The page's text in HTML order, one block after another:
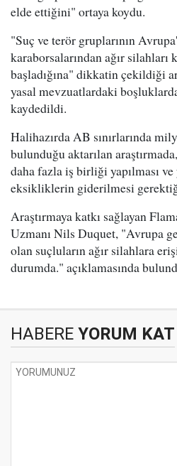
elde ettiğini" ortaya koydu.
"Suç ve terör gruplarının
karaborsalarından ağır silahları
başladığına" dikkatin çekildiği
yasal mevzuatlardaki
kaydedildi.
Halihazırda AB sınırlarında
bulunduğu aktarılan
daha fazla iş birliği yapılması
eksikliklerin giderilmesi
Araştırmaya katkı sağlayan
Uzmanı Nils Duquet, "Avrupa
olan suçluların ağır silahlara
durumda." açıklamasında
HABERE YORUM KAT